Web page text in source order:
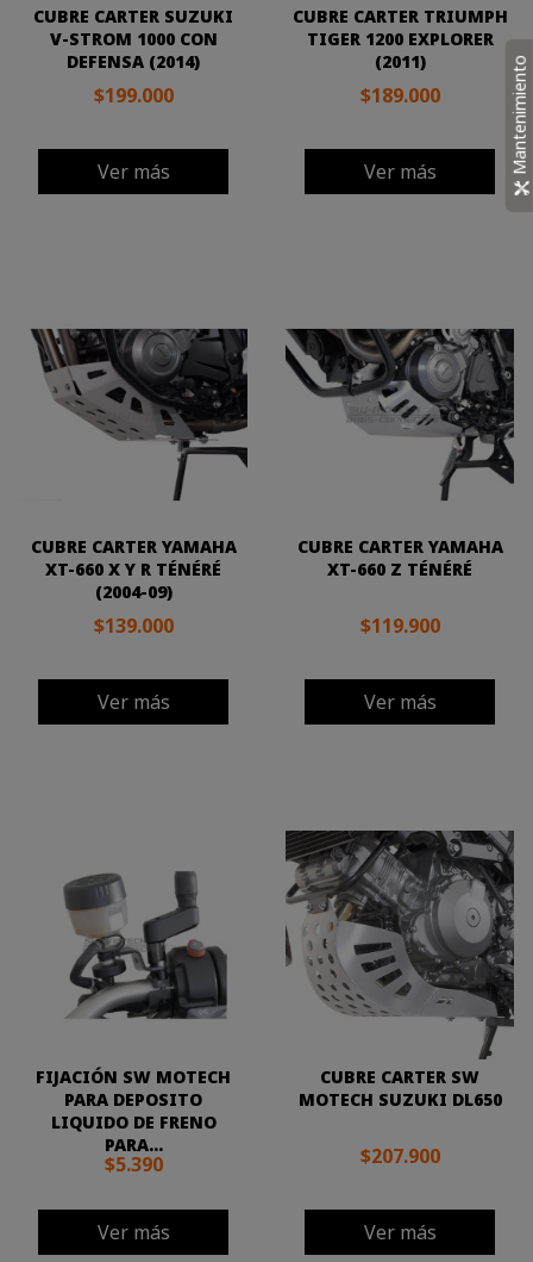
CUBRE CARTER SUZUKI
V-STROM 1000 CON
DEFENSA (2014)
$199.000
Ver más
CUBRE CARTER TRIUMPH
TIGER 1200 EXPLORER
(2011)
$189.000
Ver más
CUBRE CARTER YAMAHA
XT-660 X Y R TÉNÉRÉ
(2004-09)
$139.000
Ver más
CUBRE CARTER YAMAHA
XT-660 Z TÉNÉRÉ
$119.900
Ver más
FIJACIÓN SW MOTECH
PARA DEPOSITO
LIQUIDO DE FRENO
PARA...
$5.390
Ver más
CUBRE CARTER SW
MOTECH SUZUKI DL650
$207.900
Ver más
Mantenimiento